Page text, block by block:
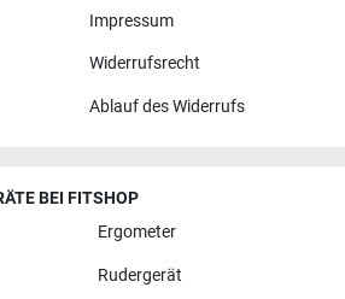
Impressum
Widerrufsrecht
Ablauf des Widerrufs
BEI FITSHOP
Ergometer
Rudergerät